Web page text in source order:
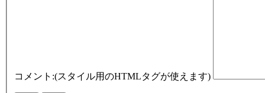
コメント:(スタイル用のHTMLタグが使えます)